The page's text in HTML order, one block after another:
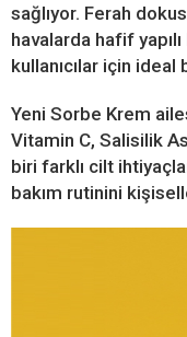
sağlıyor. Ferah
havalarda hafif
kullanıcılar için
Yeni Sorbe Krem
Vitamin C, Salisilik
biri farklı cilt
bakım rutinini